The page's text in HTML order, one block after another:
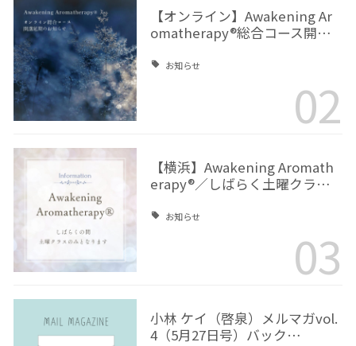
【オンライン】Awakening Ar
omatherapy®総合コース開…
お知らせ
02
【横浜】Awakening Aromath
erapy®／しばらく土曜クラ…
お知らせ
03
小林 ケイ（啓泉）メルマガvol.
4（5月27日号）バック…